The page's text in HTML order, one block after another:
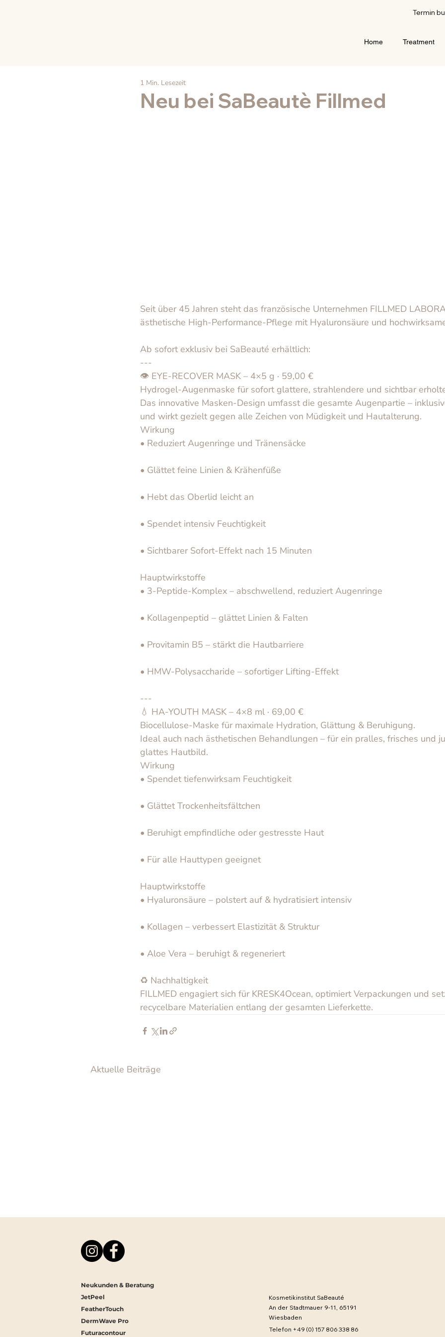
Termin
Home Treatment
Neu bei SaBeautè Fillmed
1 Min. Lesezeit
Seit über 45 Jahren steht das französische Unternehmen FILLMED
ästhetische High‑Performance‑Pflege mit Hyaluronsäure und
Ab sofort exklusiv bei SaBeauté erhältlich:
---
👁️ EYE‑RECOVER MASK – 4×5 g · 59,00 €
Hydrogel‑Augenmaske für sofort glattere, strahlendere und sichtbar
Das innovative Masken‑Design umfasst die gesamte Augenpartie –
und wirkt gezielt gegen alle Zeichen von Müdigkeit und Hautalterung.
Wirkung
• Reduziert Augenringe und Tränensäcke
• Glättet feine Linien & Krähenfüße
• Hebt das Oberlid leicht an
• Spendet intensiv Feuchtigkeit
• Sichtbarer Sofort‑Effekt nach 15 Minuten
Hauptwirkstoffe
• 3‑Peptide‑Komplex – abschwellend, reduziert Augenringe
• Kollagenpeptid – glättet Linien & Falten
• Provitamin B5 – stärkt die Hautbarriere
• HMW‑Polysaccharide – sofortiger Lifting‑Effekt
---
💧 HA‑YOUTH MASK – 4×8 ml · 69,00 €
Biocellulose‑Maske für maximale Hydration, Glättung & Beruhigung.
Ideal auch nach ästhetischen Behandlungen – für ein pralles, frisches und
glattes Hautbild.
Wirkung
• Spendet tiefenwirksam Feuchtigkeit
• Glättet Trockenheitsfältchen
• Beruhigt empfindliche oder gestresste Haut
• Für alle Hauttypen geeignet
Hauptwirkstoffe
• Hyaluronsäure – polstert auf & hydratisiert intensiv
• Kollagen – verbessert Elastizität & Struktur
• Aloe Vera – beruhigt & regeneriert
♻️ Nachhaltigkeit
FILLMED engagiert sich für KRESK4Ocean, optimiert Verpackungen und
recycelbare Materialien entlang der gesamten Lieferkette.
Aktuelle Beiträge
ThermoCEUTICAL®
Hydra‑Linie – Die perfekte
Sommerpflege für
✨ Elle Beauty Award 2026
– Monika Heiligmann
Neukunden & Beratung
JetPeel
FeatherTouch
DermWave Pro
Futuracontour
Kosmetikinstitut SaBeauté
An der Stadtmauer 9-11, 65191
Wiesbaden
Telefon +49 (0) 157 806 338 86